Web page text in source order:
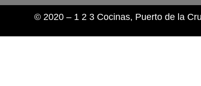
© 2020 – 1 2 3 Cocinas, Puerto de la